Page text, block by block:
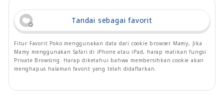
Tandai sebagai favorit
Fitur Favorit Poko menggunakan data dari cookie browser Mamy, Jika
Mamy menggunakan Safari di iPhone atau iPad, harap matikan fungsi
Private Browsing. Harap diketahui bahwa membersihkan cookie akan
menghapus halaman favorit yang telah didaftarkan.